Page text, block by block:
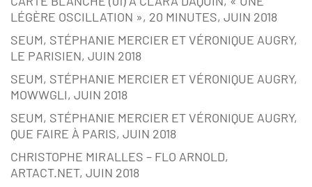
LÉGÈRE OSCILLATION », 20 MINUTES, JUIN 2018
SEUM, STÉPHANIE MERCIER ET VÉRONIQUE AUGRY,
LE PARISIEN, JUIN 2018
SEUM, STÉPHANIE MERCIER ET VÉRONIQUE AUGRY,
MOWWGLI, JUIN 2018
SEUM, STÉPHANIE MERCIER ET VÉRONIQUE AUGRY,
QUE FAIRE À PARIS, JUIN 2018
CHRISTOPHE MIRALLES – FLO ARNOLD,
ARTACT.NET, JUIN 2018